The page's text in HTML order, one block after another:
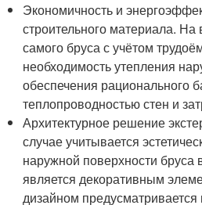
Экономичность и
строительного материала.
самого бруса с учётом
необходимость утепления
обеспечения рационального
теплопроводностью стен и
Архитектурное решение
случае учитывается
наружной поверхности бруса
является декоративным
дизайном предусматривается